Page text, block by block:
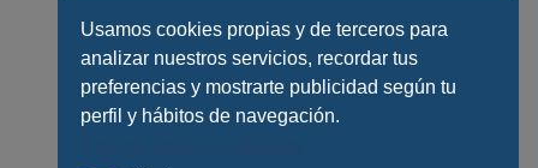
Usamos cookies propias y de terceros para
analizar nuestros servicios, recordar tus
preferencias y mostrarte publicidad según tu
perfil y hábitos de navegación.